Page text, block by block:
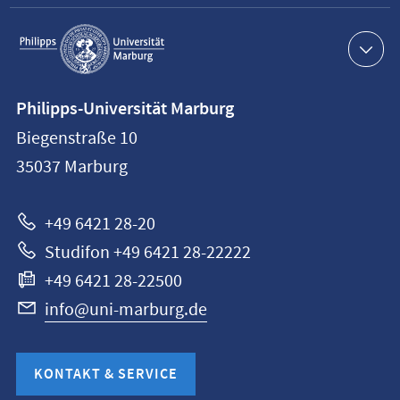
Service-
Navigation
Philipps-
Universität
Marburg
Philipps-Universität Marburg
Biegenstraße 10
35037 Marburg
+49 6421 28-20
Studifon +49 6421 28-22222
+49 6421 28-22500
info@uni-marburg.de
KONTAKT & SERVICE